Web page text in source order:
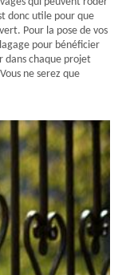
donc utile pour que
Pour la pose de vos
pour bénéficier
dans chaque projet
ne serez que